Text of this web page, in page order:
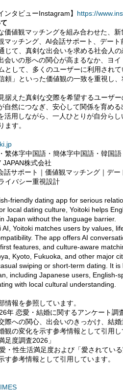
ンタビューInstagram】 https://
価値観マッチングを組み合わせた、
マッチング、AI会話サポート、デート
じて、真剣な出会いを求める社会人の
会いの形への関心が高まるなか、ヨ
として、多くのユーザーに利用され
頼」といった価値観の一致を重視し
据えた真剣な交際を希望するユーザ
自然につなぎ、安心して関係を育める
活用しながら、一人ひとりが自分ら
ます。
繁体字中国語・簡体字中国語・韓国
JAPAN株式会社
話サポート｜価値観マッチング｜デ
イバシー重視設計
friendly dating app for serious
local dating culture, Yoitoki helps
Japan without the language barrier.
Yoitoki matches users by values,
The app offers AI
features, and culture-aware
Kyoto, Fukuoka, and other major
swiping or short-term dating. It
including Japanese users, English-
with local cultural understanding.
報を参照しています。
年 恋愛・結婚に関するアンケート調査
際への関心、出会いのきっかけ、結
観の変化を示す参考情報として引用し
足度調査2026」
・性生活満足度および「愛されてい
す参考情報として引用しています。